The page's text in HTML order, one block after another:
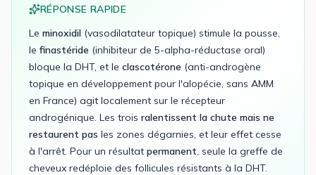
RÉPONSE RAPIDE
Le minoxidil (vasodilatateur topique) stimule la pousse,
le finastéride (inhibiteur de 5-alpha-réductase oral)
bloque la DHT, et le clascotérone (anti-androgène
topique en développement pour l'alopécie, sans AMM
en France) agit localement sur le récepteur
androgénique. Les trois ralentissent la chute mais ne
restaurent pas les zones dégarnies, et leur effet cesse
à l'arrêt. Pour un résultat permanent, seule la greffe de
cheveux redéploie des follicules résistants à la DHT.